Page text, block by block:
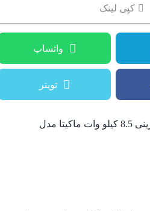
کپی لینک
واتساپ
تویتر
موتور برق بنزینی 8.5 کیلو وات ماکیتا مدل